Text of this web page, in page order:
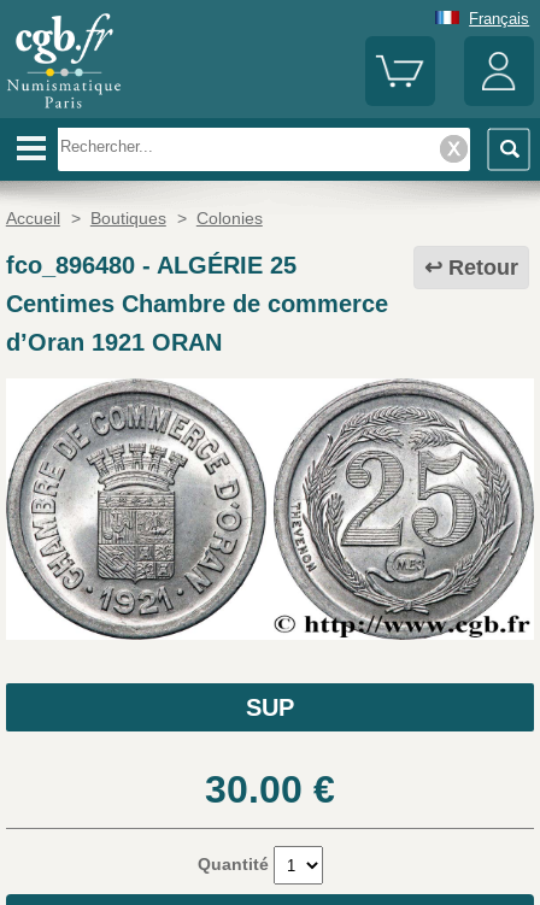
Français
Accueil > Boutiques > Colonies
Retour
fco_896480- ALGÉRIE 25
Centimes Chambre de commerce
d’Oran 1921 ORAN
SUP
30.00 €
Quantité